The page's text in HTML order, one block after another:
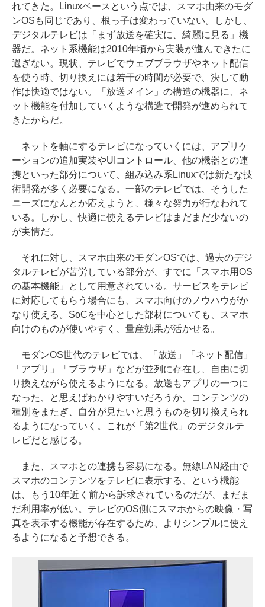
れてきた。Linuxベースという点では、スマホ由来のモダ
ンOSも同じであり、根っ子は変わっていない。しかし、
デジタルテレビは「まず放送を確実に、綺麗に見る」機
器だ。ネット系機能は2010年頃から実装が進んできたに
過ぎない。現状、テレビでウェブブラウザやネット配信
を使う時、切り換えには若干の時間が必要で、決して動
作は快適ではない。「放送メイン」の構造の機器に、ネ
ット機能を付加していくような構造で開発が進められて
きたからだ。
ネットを軸にするテレビになっていくには、アプリケ
ーションの追加実装やUIコントロール、他の機器との連
携といった部分について、組み込み系Linuxでは新たな技
術開発が多く必要になる。一部のテレビでは、そうした
ニーズになんとか応えようと、様々な努力が行なわれて
いる。しかし、快適に使えるテレビはまだまだ少ないの
が実情だ。
それに対し、スマホ由来のモダンOSでは、過去のデジ
タルテレビが苦労している部分が、すでに「スマホ用OS
の基本機能」として用意されている。サービスをテレビ
に対応してもらう場合にも、スマホ向けのノウハウがか
なり使える。SoCを中心とした部材についても、スマホ
向けのものが使いやすく、量産効果が活かせる。
モダンOS世代のテレビでは、「放送」「ネット配信」
「アプリ」「ブラウザ」などが並列に存在し、自由に切
り換えながら使えるようになる。放送もアプリの一つに
なった、と思えばわかりやすいだろうか。コンテンツの
種別をまたぎ、自分が見たいと思うものを切り換えられ
るようになっていく。これが「第2世代」のデジタルテ
レビだと感じる。
また、スマホとの連携も容易になる。無線LAN経由で
スマホのコンテンツをテレビに表示する、という機能
は、もう10年近く前から訴求されているのだが、まだま
だ利用率が低い。テレビのOS側にスマホからの映像・写
真を表示する機能が存在するため、よりシンプルに使え
るようになると予想できる。